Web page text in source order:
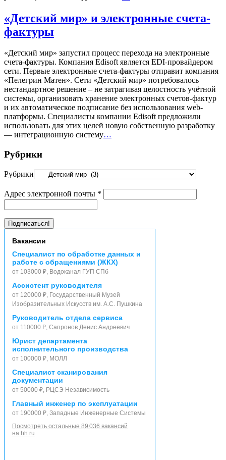
«Детский мир» и электронные счета-
фактуры
«Детский мир» запустил процесс перехода на электронные
счета-фактуры. Компания Edisoft является EDI-провайдером
сети. Первые электронные счета-фактуры отправит компания
«Пелегрин Матен». Сети «Детский мир» потребовалось
нестандартное решение – не затрагивая целостность учётной
системы, организовать хранение электронных счетов-фактур
и их автоматическое подписание без использования web-
платформы. Специалисты компании Edisoft предложили
использовать для этих целей новую собственную разработку
— интеграционную систему…
Рубрики
Рубрики
Адрес электронной почты *
Вакансии
Специалист по обработке данных и
работе с обращениями (ЖКХ)
от 103000 ₽, Водоканал ГУП СПб
Ассистент руководителя
от 120000 ₽, Государственный Музей
Изобразительных Искусств им. А.С. Пушкина
Руководитель отдела сервиса
от 110000 ₽, Сапронов Денис Андреевич
Юрист департамента
исполнительного производства
от 100000 ₽, МОЛЛ
Специалист сканирования
документации
от 50000 ₽, РЦСЭ Независимость
Главный инженер по эксплуатации
от 190000 ₽, Западные Инженерные Системы
Посмотреть остальные 89 036 вакансий
на hh.ru